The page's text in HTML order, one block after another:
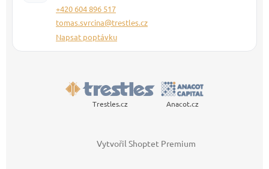
+420 604 896 517
tomas.svrcina@trestles.cz
Napsat poptávku
Trestles.cz Anacot.cz
Vytvořil Shoptet Premium